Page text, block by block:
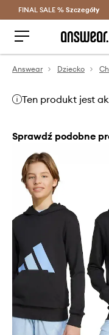
FINAL SALE % Szczegóły
Answear Dziecko
Ten produkt jest
Sprawdź podobne